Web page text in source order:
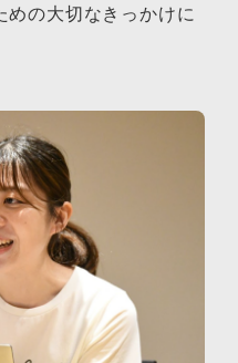
めの大切なきっかけに